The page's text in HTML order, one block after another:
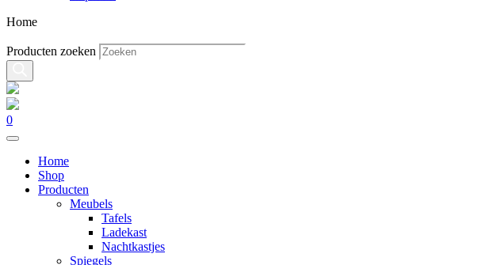
Home
Producten zoeken
0
Home
Shop
Producten
Meubels
Tafels
Ladekast
Nachtkastjes
Spiegels